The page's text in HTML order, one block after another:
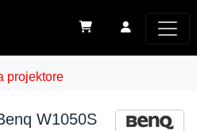
projektore
W1050S